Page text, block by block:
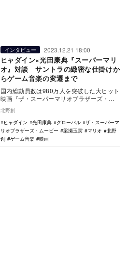
インタビュー 2023.12.21 18:00
ヒャダイン×光田康典『スーパーマリ
オ』対談 サントラの緻密な仕掛けか
らゲーム音楽の変遷まで
国内総動員数は980万人を突破した大ヒット
映画『ザ・スーパーマリオブラザーズ・ム
ャダインと…
北野創
ヒャダイン
光田康典 グローバル
ザ・スーパーマ
リオブラザーズ・ムービー
梁瀬玉実 マリオ
北野
創
ゲーム音楽 映画